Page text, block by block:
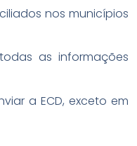
nos municípios
as informações
a ECD, exceto em